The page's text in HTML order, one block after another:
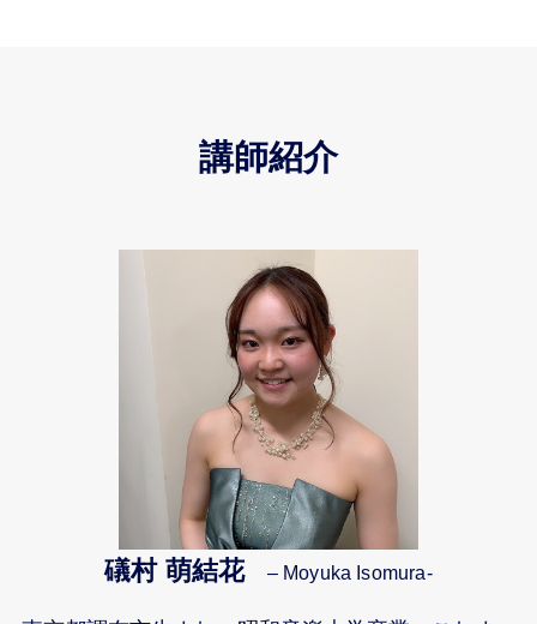
講師紹介
礒村 萌結花 – Moyuka Isomura-